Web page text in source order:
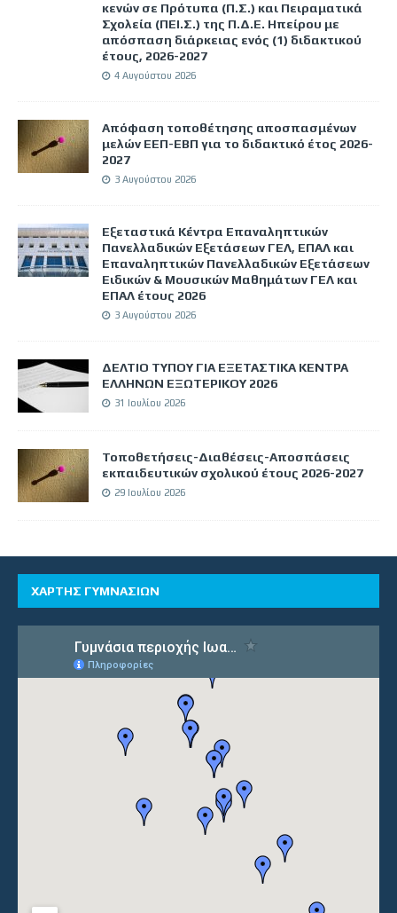
κενών σε Πρότυπα (Π.Σ.) και Πειραματικά
Σχολεία (ΠΕΙ.Σ.) της Π.Δ.Ε. Ηπείρου με
απόσπαση διάρκειας ενός (1) διδακτικού
έτους, 2026-2027
4 Αυγούστου 2026
Απόφαση τοποθέτησης αποσπασμένων
μελών ΕΕΠ-ΕΒΠ για το διδακτικό έτος 2026-
2027
3 Αυγούστου 2026
Εξεταστικά Κέντρα Επαναληπτικών
Πανελλαδικών Εξετάσεων ΓΕΛ, ΕΠΑΛ και
Επαναληπτικών Πανελλαδικών Εξετάσεων
Ειδικών & Μουσικών Μαθημάτων ΓΕΛ και
ΕΠΑΛ έτους 2026
3 Αυγούστου 2026
ΔΕΛΤΙΟ ΤΥΠΟΥ ΓΙΑ ΕΞΕΤΑΣΤΙΚΑ ΚΕΝΤΡΑ
ΕΛΛΗΝΩΝ ΕΞΩΤΕΡΙΚΟΥ 2026
31 Ιουλίου 2026
Τοποθετήσεις-Διαθέσεις-Αποσπάσεις
εκπαιδευτικών σχολικού έτους 2026-2027
29 Ιουλίου 2026
ΧΑΡΤΗΣ ΓΥΜΝΑΣΙΩΝ